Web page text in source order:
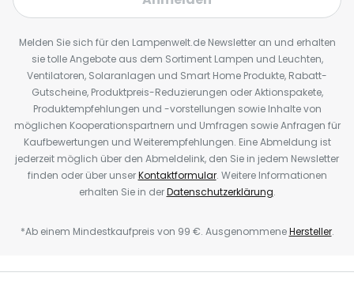
Melden Sie sich für den Lampenwelt.de Newsletter an und erhalten
sie tolle Angebote aus dem Sortiment Lampen und Leuchten,
Ventilatoren, Solaranlagen und Smart Home Produkte, Rabatt-
Gutscheine, Produktpreis-Reduzierungen oder Aktionspakete,
Produktempfehlungen und -vorstellungen sowie Inhalte von
möglichen Kooperationspartnern und Umfragen sowie Anfragen für
Kaufbewertungen und Weiterempfehlungen. Eine Abmeldung ist
jederzeit möglich über den Abmeldelink, den Sie in jedem Newsletter
finden oder über unserKontaktformular. Weitere Informationen
erhalten Sie in derDatenschutzerklärung.
*Ab einem Mindestkaufpreis von 99 €. AusgenommeneHersteller.